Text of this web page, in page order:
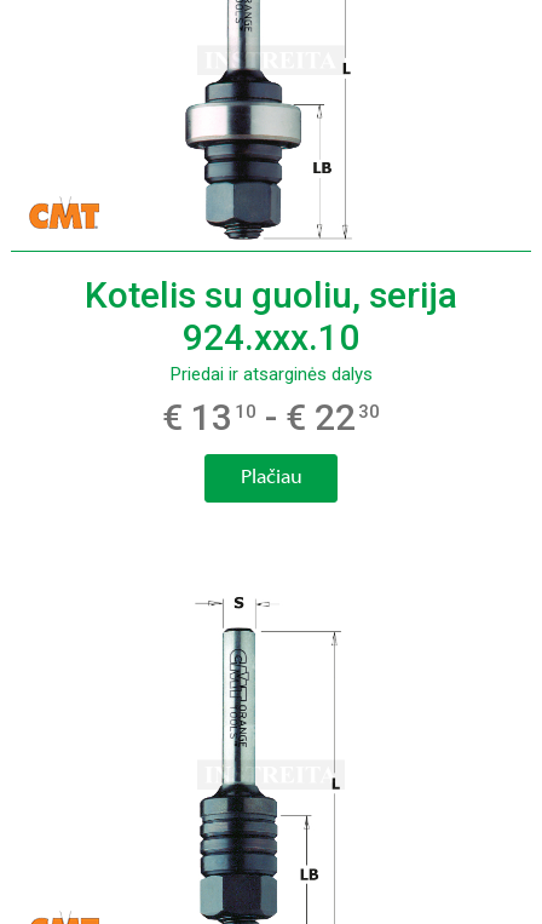
Kotelis su guoliu, serija
924.xxx.10
Priedai ir atsarginės dalys
€ 13 10 - € 22 30
Plačiau